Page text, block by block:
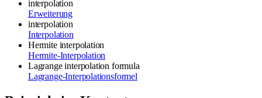
interpolation
Erweiterung
interpolation
Interpolation
Hermite interpolation
Hermite-Interpolation
Lagrange interpolation formula
Lagrange-Interpolationsformel